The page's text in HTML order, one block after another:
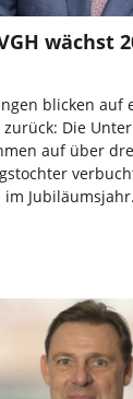
wächst
blicken auf
zurück: Die
auf über
im Jubiläumsjahr.